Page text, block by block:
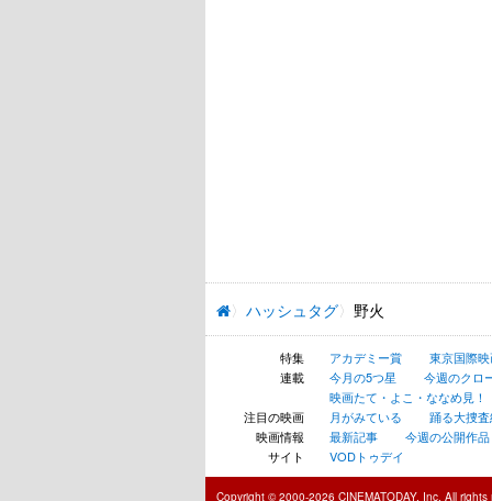
ハッシュタグ 野火
特集 アカデミー賞
東京国際
連載
今月の5つ星
今週のクロ
映画たて・よこ・ななめ見！
注目の映画
月がみている
踊る大捜
映画情報
最新記事
今週の公開作品
サイト
VODトゥデイ
Copyright © 2000-2026 CINEMATODAY, Inc. All rights